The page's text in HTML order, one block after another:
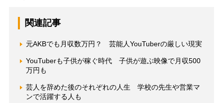
関連記事
元AKBでも月収数万円？ 芸能人YouTuberの厳しい現実
YouTuberも子供が稼ぐ時代 子供が遊ぶ映像で月収500
万円も
芸人を辞めた後のそれぞれの人生 学校の先生や営業マ
ンで活躍する人も